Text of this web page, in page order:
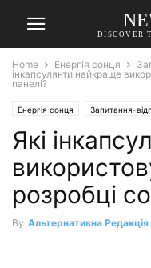
DISCOVER
Home Енергія сонця
інкапсулянти найкраще
панелі?
Енергія сонця Запитання-
Які
розробці
By Альтернативна Редакція